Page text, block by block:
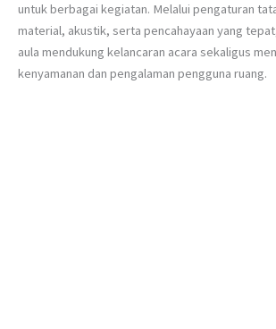
untuk berbagai kegiatan. Melalui pengaturan
material, akustik, serta pencahayaan yang
aula mendukung kelancaran acara sekaligus
kenyamanan dan pengalaman pengguna ruang.